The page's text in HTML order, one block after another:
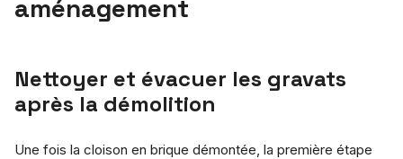
aménagement
Nettoyer et évacuer les gravats
après la démolition
Une fois la cloison en brique démontée, la première étape